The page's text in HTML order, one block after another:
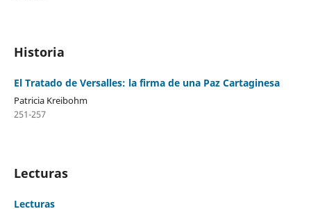
Historia
El Tratado de Versalles: la firma de una Paz Cartaginesa
Patricia Kreibohm
251-257
Lecturas
Lecturas